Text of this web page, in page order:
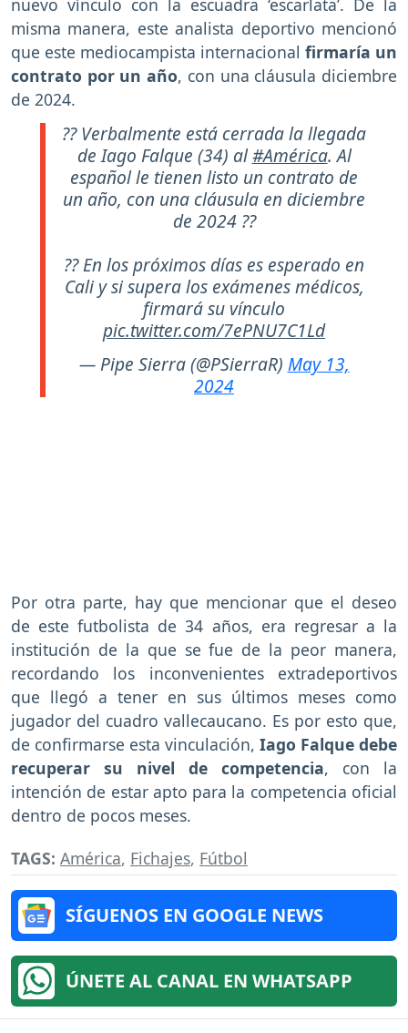
nuevo vínculo con la escuadra ‘escarlata’. De la
misma manera, este analista deportivo mencionó
que este mediocampista internacional firmaría un
contrato por un año, con una cláusula diciembre
de 2024.
?? Verbalmente está cerrada la llegada
de Iago Falque (34) al#América. Al
español le tienen listo un contrato de
un año, con una cláusula en diciembre
de 2024 ??
?? En los próximos días es esperado en
Cali y si supera los exámenes médicos,
firmará su vínculo
pic.twitter.com/7ePNU7C1Ld
— Pipe Sierra (@PSierraR) May 13,
2024
Por otra parte, hay que mencionar que el deseo
de este futbolista de 34 años, era regresar a la
institución de la que se fue de la peor manera,
recordando los inconvenientes extradeportivos
que llegó a tener en sus últimos meses como
jugador del cuadro vallecaucano. Es por esto que,
de confirmarse esta vinculación, Iago Falque debe
recuperar su nivel de competencia, con la
intención de estar apto para la competencia oficial
dentro de pocos meses.
TAGS: América, Fichajes, Fútbol
SÍGUENOS EN GOOGLE NEWS
ÚNETE AL CANAL EN WHATSAPP